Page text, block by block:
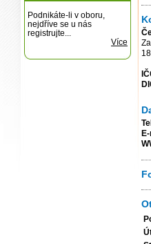
Podnikáte-li v oboru,
nejdříve se u nás
registrujte...
Více